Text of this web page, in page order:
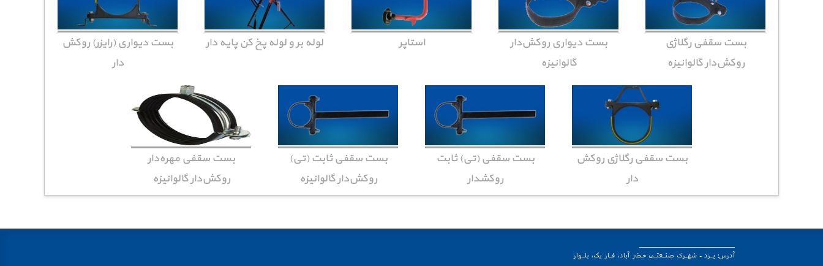
بست سقفی رگلاژی
روکش‌دار گالوانیزه
بست دیواری روکش‌دار
گالوانیزه
استاپر لوله بر و لوله پخ کن پایه دار
بست دیواری (رایزر) روکش
دار
بست سقفی رگلاژی روکش
دار
بست سقفی (تی) ثابت
روکش‏دار
بست سقفی ثابت (تی)
روکش‌دار گالوانیزه
بست سقفی مهره‌دار
روکش‌دار گالوانیزه
آدرس: یــزد - شهــرک صنــعتــی خـضر آباد، فــاز یک، بلــوار